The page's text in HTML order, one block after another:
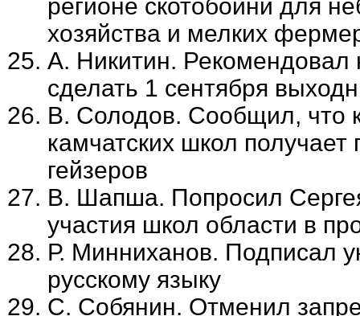
регионе скотобойни для
хозяйства и мелких
А. Никитин. Рекомендовал
сделать 1 сентября
В. Солодов. Сообщил, что
камчатских школ
гейзеров
В. Шапша. Попросил
участия школ области в
Р. Минниханов. Подписал
русскому языку
С. Собянин. Отменил